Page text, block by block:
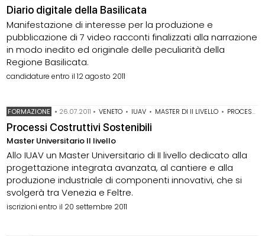
Diario digitale della Basilicata
Manifestazione di interesse per la produzione e
pubblicazione di 7 video racconti finalizzati alla narrazione
in modo inedito ed originale delle peculiarità della
Regione Basilicata.
candidature entro il 12 agosto 2011
FORMAZIONE • 26.07.2011 • VENETO • IUAV • MASTER DI II LIVELLO • PROCESSI COSTRUTTIVI SOSTENIBILI
Processi Costruttivi Sostenibili
Master Universitario II livello
Allo IUAV un Master Universitario di II livello dedicato alla
progettazione integrata avanzata, al cantiere e alla
produzione industriale di componenti innovativi, che si
svolgerà tra Venezia e Feltre.
iscrizioni entro il 20 settembre 2011